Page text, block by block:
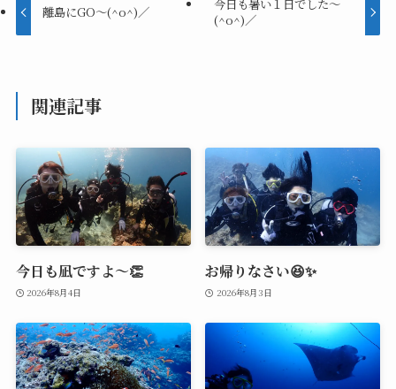
離島にGO～(^o^)／
今日も暑い１日でした～
(^o^)／
関連記事
今日も凪ですよ～👏
2026年8月4日
お帰りなさい😆✨
2026年8月3日